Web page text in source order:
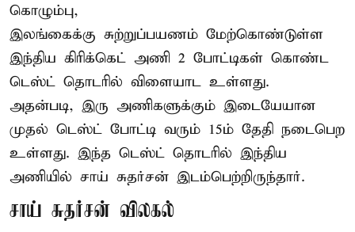
கொழும்பு,
இலங்கைக்கு சுற்றுப்பயணம் மேற்கொண்டுள்ள
இந்திய கிரிக்கெட் அணி 2 போட்டிகள் கொண்ட
டெஸ்ட் தொடரில் விளையாட உள்ளது.
அதன்படி, இரு அணிகளுக்கும் இடையேயான
முதல் டெஸ்ட் போட்டி வரும் 15ம் தேதி நடைபெற
உள்ளது. இந்த டெஸ்ட் தொடரில் இந்திய
அணியில் சாய் சுதர்சன் இடம்பெற்றிருந்தார்.
சாய் சுதர்சன் விலகல்